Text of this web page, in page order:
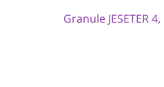
Granule JESETER